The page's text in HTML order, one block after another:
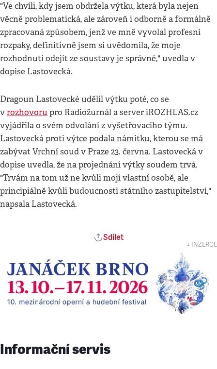
"Ve chvíli, kdy jsem obdržela výtku, která byla nejen
věcně problematická, ale zároveň i odborně a formálně
zpracovaná způsobem, jenž ve mně vyvolal profesní
rozpaky, definitivně jsem si uvědomila, že moje
rozhodnutí odejít ze soustavy je správné," uvedla v
dopise Lastovecká.
Dragoun Lastovecké udělil výtku poté, co se
vrozhovoru pro Radiožurnál a server iROZHLAS.cz
vyjádřila o svém odvolání z vyšetřovacího týmu.
Lastovecká proti výtce podala námitku, kterou se má
zabývat Vrchní soud v Praze 23. června. Lastovecká v
dopise uvedla, že na projednání výtky soudem trvá.
"Trvám na tom už ne kvůli mojí vlastní osobě, ale
principiálně kvůli budoucnosti státního zastupitelství,"
napsala Lastovecká.
Sdílet
↓ INZERCE
Informační servis